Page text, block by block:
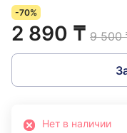
по поводу
имеет одно отделение
-70%
2 890 ₸ 9 500
Нет в наличии